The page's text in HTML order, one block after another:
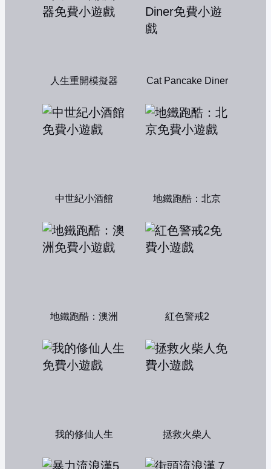
人生重開模擬器 Cat Pancake Diner
中世紀小酒館 地鐵跑酷：北京
地鐵跑酷：澳洲 紅色警戒2
我的修仙人生 拯救火柴人